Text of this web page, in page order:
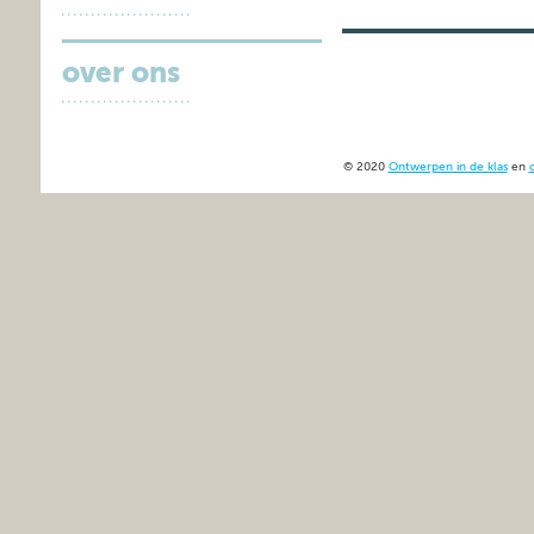
over ons
© 2020 Ontwerpen in de klasen